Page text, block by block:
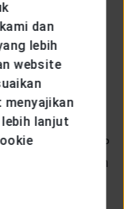
lain-lain.
perlu kamu
dengan
yang ingin
seperti VIP
preminya. Oleh
perawatan yang
terlalu
dan
lebih
website
menyajikan
lanjut